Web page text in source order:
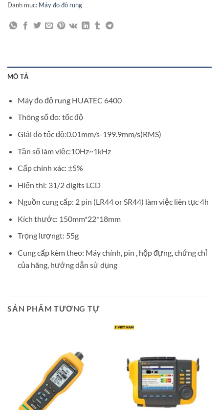
Danh mục: Máy đo độ rung
MÔ TẢ
Máy đo độ rung HUATEC 6400
Thông số đo: tốc độ
Giải đo tốc độ:0.01mm/s-199.9mm/s(RMS)
Tần số làm việc:10Hz~1kHz
Cấp chính xác: ±5%
Hiển thi: 31/2 digits LCD
Nguồn cung cấp: 2 pin (LR44 or SR44) làm việc liên tục 4h
Kích thước: 150mm*22*18mm
Trọng lượngt: 55g
Cung cấp kèm theo: Máy chính, pin , hộp đựng, chứng chỉ
của hãng, hướng dẫn sử dụng
SẢN PHẨM TƯƠNG TỰ